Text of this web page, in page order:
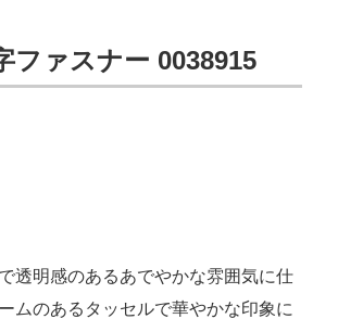
ファスナー 0038915
透明感のあるあでやかな雰囲気に仕
ムのあるタッセルで華やかな印象に